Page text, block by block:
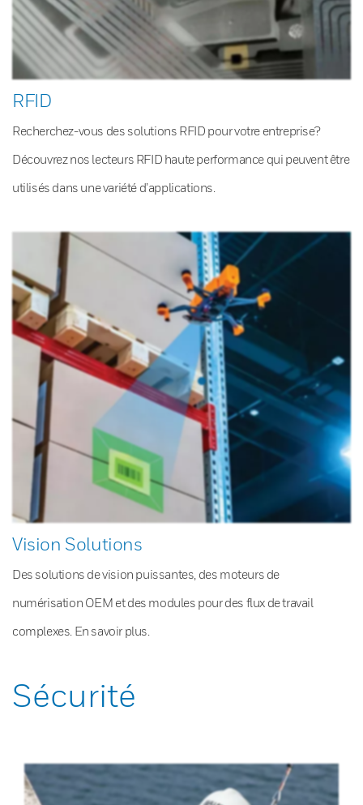
RFID
Recherchez-vous des solutions RFID pour votre entreprise?
Découvrez nos lecteurs RFID haute performance qui peuvent être
utilisés dans une variété d’applications.
Vision Solutions
Des solutions de vision puissantes, des moteurs de
numérisation OEM et des modules pour des flux de travail
complexes. En savoir plus.
Sécurité